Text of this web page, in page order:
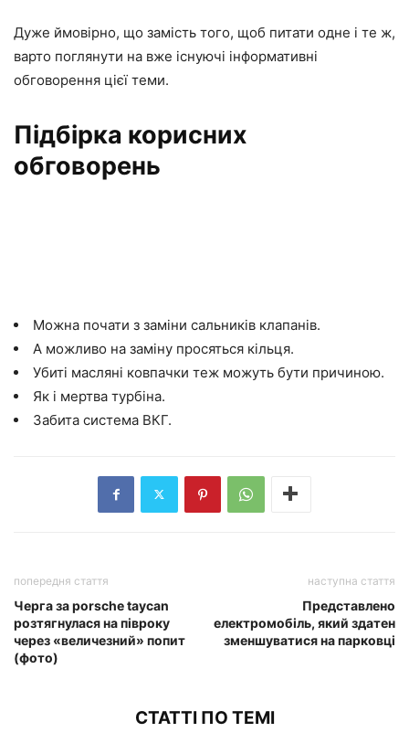
Дуже ймовірно, що замість того, щоб питати одне і те ж,
варто поглянути на вже існуючі інформативні
обговорення цієї теми.
Підбірка корисних
обговорень
Можна почати з заміни сальників клапанів.
А можливо на заміну просяться кільця.
Убиті масляні ковпачки теж можуть бути причиною.
Як і мертва турбіна.
Забита система ВКГ.
попередня стаття
Черга за porsche taycan
розтягнулася на півроку
через «величезний» попит
(фото)
наступна стаття
Представлено
електромобіль, який здатен
зменшуватися на парковці
СТАТТІ ПО ТЕМІ